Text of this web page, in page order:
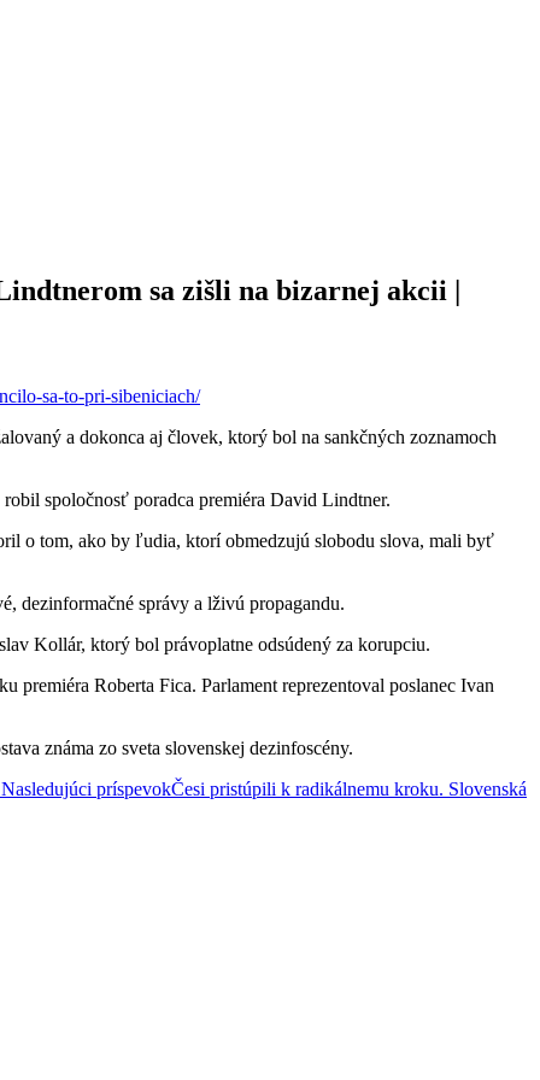
sa zišli na bizarnej akcii |
sa-to-pri-sibeniciach/
a dokonca aj človek, ktorý bol na sankčných zoznamoch
spoločnosť poradca premiéra David Lindtner.
o tom, ako by ľudia, ktorí obmedzujú slobodu slova, mali byť
dezinformačné správy a lživú propagandu.
Kollár, ktorý bol právoplatne odsúdený za korupciu.
Roberta Fica. Parlament reprezentoval poslanec Ivan
známa zo sveta slovenskej dezinfoscény.
Nasledujúci príspevokČesi pristúpili k radikálnemu kroku. Slovenská